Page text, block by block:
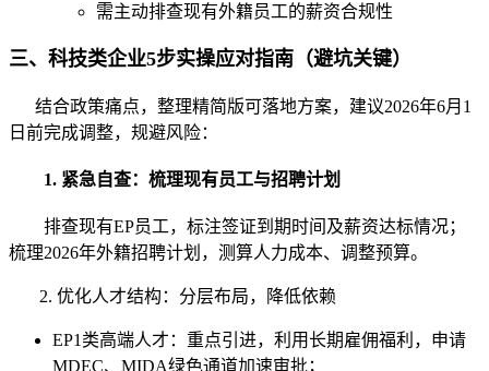
需主动排查现有外籍员工的薪资合规性
三、科技类企业5步实操应对指南（避坑关键）
结合政策痛点，整理精简版可落地方案，建议2026年6月1
日前完成调整，规避风险：
1. 紧急自查：梳理现有员工与招聘计划
排查现有EP员工，标注签证到期时间及薪资达标情况；
梳理2026年外籍招聘计划，测算人力成本、调整预算。
2. 优化人才结构：分层布局，降低依赖
EP1类高端人才：重点引进，利用长期雇佣福利，申请
MDEC、MIDA绿色通道加速审批；